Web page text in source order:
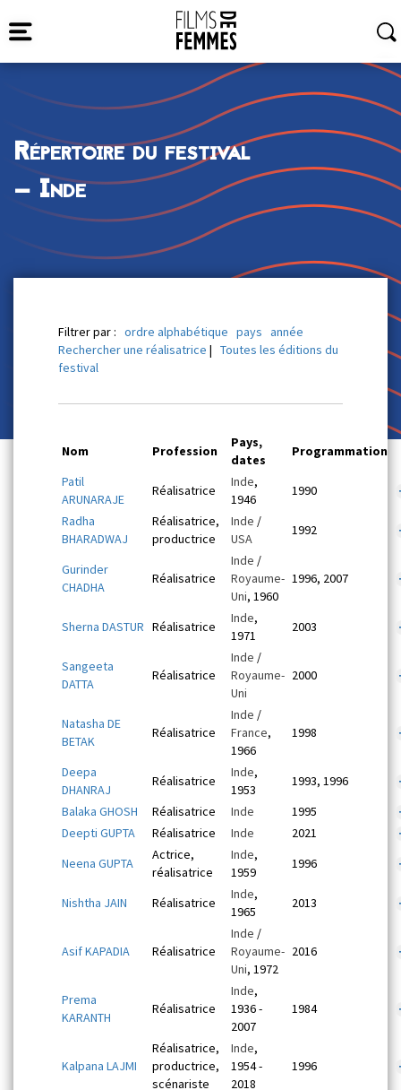
Répertoire du festival
— Inde
Filtrer par : ordre alphabétique pays année
Rechercher une réalisatrice | Toutes les éditions du
festival
Nom Profession
Pays,
dates
Programmation
Patil
ARUNARAJE
Réalisatrice
Inde,
1946
1990
Radha
BHARADWAJ
Réalisatrice,
productrice
Inde /
USA
1992
Gurinder
CHADHA
Réalisatrice
Inde /
Royaume-
Uni, 1960
1996, 2007
Sherna DASTUR Réalisatrice
Inde,
1971
2003
Sangeeta
DATTA
Réalisatrice
Inde /
Royaume-
Uni
2000
Natasha DE
BETAK
Réalisatrice
Inde /
France,
1966
1998
Deepa
DHANRAJ
Réalisatrice
Inde,
1953
1993, 1996
Balaka GHOSH
Réalisatrice Inde 1995
Deepti GUPTA
Réalisatrice Inde 2021
Neena GUPTA
Actrice,
réalisatrice
Inde,
1959
1996
Nishtha JAIN Réalisatrice
Inde,
1965
2013
Asif KAPADIA Réalisatrice
Inde /
Royaume-
Uni, 1972
2016
Prema
KARANTH
Réalisatrice
Inde,
1936 -
2007
1984
Kalpana LAJMI
Réalisatrice,
productrice,
scénariste
Inde,
1954 -
2018
1996